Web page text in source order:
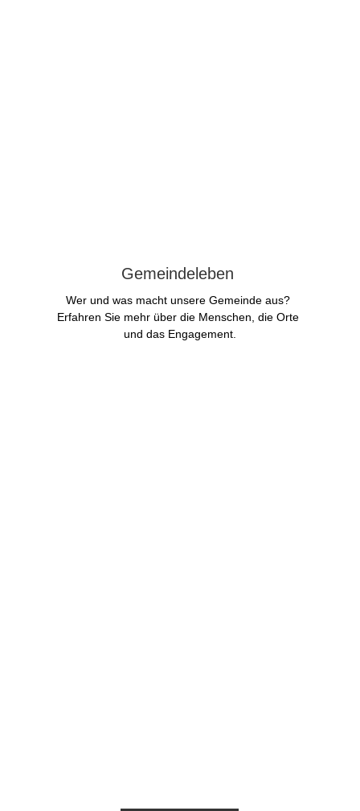
Gemeindeleben
Wer und was macht unsere Gemeinde aus?
Erfahren Sie mehr über die Menschen, die Orte
und das Engagement.